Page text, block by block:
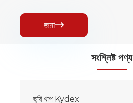
জমা
সংশ্লিষ্ট পণ্য